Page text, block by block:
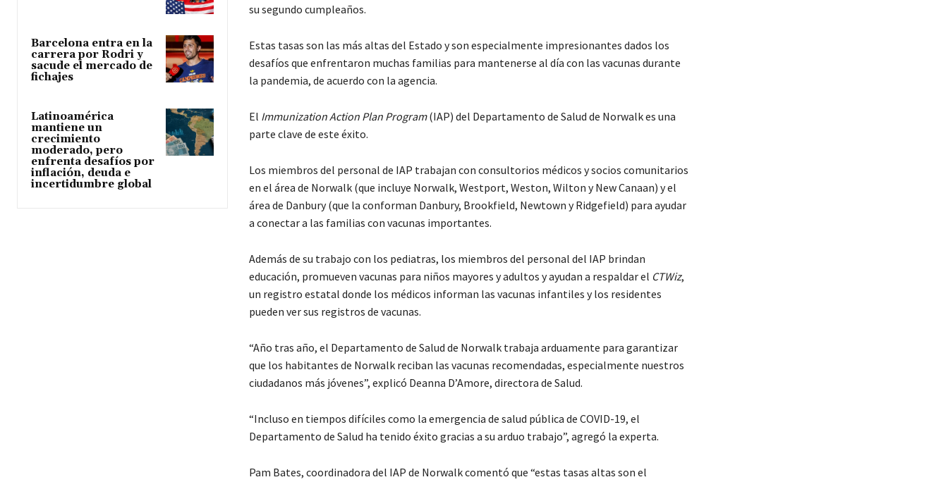
Barcelona entra en la
carrera por Rodri y
sacude el mercado de
fichajes
Latinoamérica
mantiene un
crecimiento
moderado, pero
enfrenta desafíos por
inflación, deuda e
incertidumbre global
su segundo cumpleaños.
Estas tasas son las más altas del Estado y son especialmente impresionantes dados los
desafíos que enfrentaron muchas familias para mantenerse al día con las vacunas durante
la pandemia, de acuerdo con la agencia.
El Immunization Action Plan Program(IAP) del Departamento de Salud de Norwalk es una
parte clave de este éxito.
Los miembros del personal de IAP trabajan con consultorios médicos y socios comunitarios
en el área de Norwalk (que incluye Norwalk, Westport, Weston, Wilton y New Canaan) y el
área de Danbury (que la conforman Danbury, Brookfield, Newtown y Ridgefield) para ayudar
a conectar a las familias con vacunas importantes.
Además de su trabajo con los pediatras, los miembros del personal del IAP brindan
educación, promueven vacunas para niños mayores y adultos y ayudan a respaldar el CTWiz,
un registro estatal donde los médicos informan las vacunas infantiles y los residentes
pueden ver sus registros de vacunas.
“Año tras año, el Departamento de Salud de Norwalk trabaja arduamente para garantizar
que los habitantes de Norwalk reciban las vacunas recomendadas, especialmente nuestros
ciudadanos más jóvenes”, explicó Deanna D’Amore, directora de Salud.
“Incluso en tiempos difíciles como la emergencia de salud pública de COVID-19, el
Departamento de Salud ha tenido éxito gracias a su arduo trabajo”, agregó la experta.
Pam Bates, coordinadora del IAP de Norwalk comentó que “estas tasas altas son el